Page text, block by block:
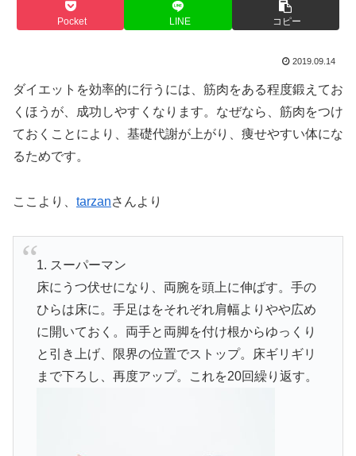
Pocket LINE コピー
2019.09.14
ダイエットを効率的に行うには、筋肉をある程度鍛えてお
くほうが、成功しやすくなります。なぜなら、筋肉をつけ
ておくことにより、基礎代謝が上がり、痩せやすい体にな
るためです。
ここより、 tarzanさんより
1. スーパーマン
床にうつ伏せになり、両腕を頭上に伸ばす。手の
ひらは床に。手足はをそれぞれ肩幅よりやや広め
に開いておく。両手と両脚を付け根からゆっくり
と引き上げ、限界の位置でストップ。床ギリギリ
まで下ろし、再度アップ。これを20回繰り返す。